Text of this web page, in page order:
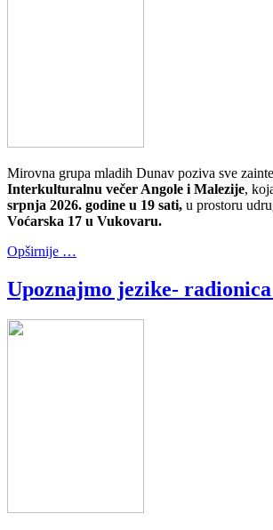
Mirovna grupa mladih Dunav poziva sve
Interkulturalnu večer Angole i Malezije,
srpnja 2026. godine u 19 sati, u prostoru
Voćarska 17 u Vukovaru.
Opširnije …
Upoznajmo jezike-